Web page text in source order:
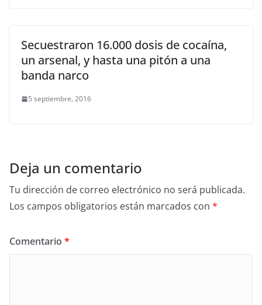
Secuestraron 16.000 dosis de cocaína,
un arsenal, y hasta una pitón a una
banda narco
5 septiembre, 2016
Deja un comentario
Tu dirección de correo electrónico no será publicada.
Los campos obligatorios están marcados con *
Comentario *